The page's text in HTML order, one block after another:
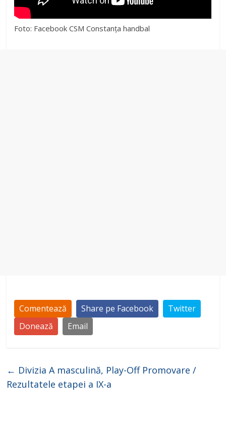
Foto: Facebook CSM Constanța handbal
Comentează Share pe Facebook
Twitter
Donează
Email
← Divizia A masculină, Play-Off Promovare /
Rezultatele etapei a IX-a